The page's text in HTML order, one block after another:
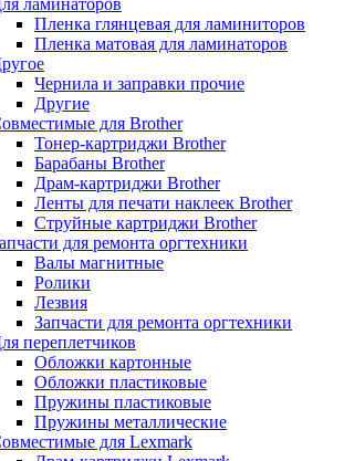
ламинаторов
Пленка глянцевая для ламиниторов
Пленка матовая для ламинаторов
Чернила и заправки прочие
Другие
для Brother
Тонер-картриджи Brother
Барабаны Brother
Драм-картриджи Brother
Ленты для печати наклеек Brother
Струйные картриджи Brother
для ремонта оргтехники
Валы магнитные
Ролики
Лезвия
Запчасти для ремонта оргтехники
переплетчиков
Обложки картонные
Обложки пластиковые
Пружины пластиковые
Пружины металлические
для Lexmark